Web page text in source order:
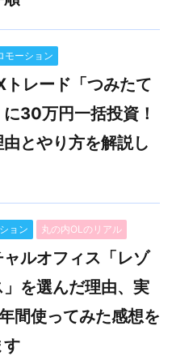
モーション
トレード「つみたて
30万円一括投資！
とやり方を解説し
ョン 丸の内OLのリアル
ルオフィス「レゾ
を選んだ理由、実
間使ってみた感想を
す